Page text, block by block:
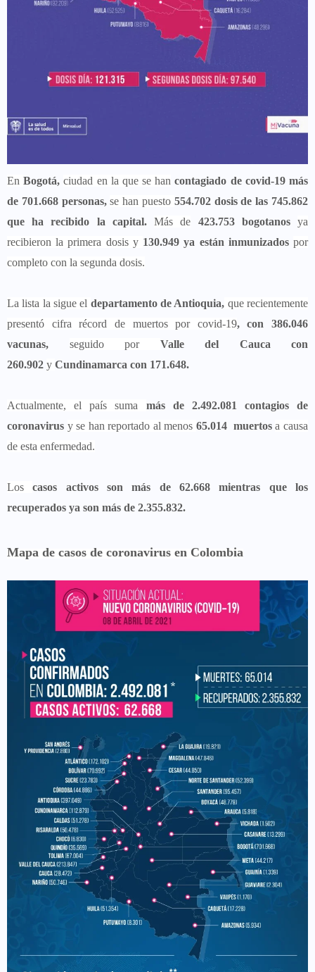
EnBogotá,ciudad en la que se han contagiado de covid-19 más
de 701.668 personas,se han puesto 554.702 dosis de las 745.862
que ha recibido la capital.Más de 423.753 bogotanosya
recibieron la primera dosis y 130.949 ya están inmunizadospor
completo con la segunda dosis.
La lista la sigue el departamento de Antioquia, que recientemente
presentó cifra récord de muertos por covid-19, con 386.046
vacunas, seguido por Valle del Cauca con
260.902 y Cundinamarca con 171.648.
Actualmente, el país suma más de 2.492.081 contagios de
coronavirus y se han reportado al menos 65.014 muertosa causa
de esta enfermedad.
Loscasos activos son más de 62.668 mientras que los
recuperados ya son más de 2.355.832.
Mapa de casos de coronavirus en Colombia